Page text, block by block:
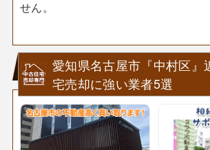
せん。
愛知県名古屋市『中村区』
宅売却に強い業者5選